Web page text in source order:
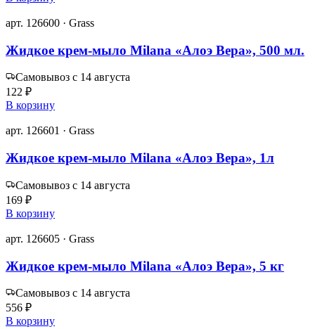
арт. 126600 · Grass
Жидкое крем-мыло Milana «Алоэ Вера», 500 мл.
Самовывоз с 14 августа
122 ₽
В корзину
арт. 126601 · Grass
Жидкое крем-мыло Milana «Алоэ Вера», 1л
Самовывоз с 14 августа
169 ₽
В корзину
арт. 126605 · Grass
Жидкое крем-мыло Milana «Алоэ Вера», 5 кг
Самовывоз с 14 августа
556 ₽
В корзину